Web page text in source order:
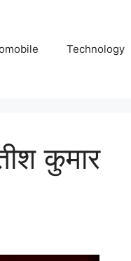
Technology
कुमार